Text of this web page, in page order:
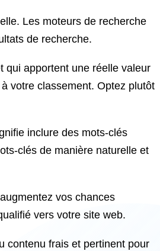
Les moteurs de recherche
de recherche.
qui apportent une réelle valeur
votre classement. Optez plutôt
inclure des mots-clés
clés de manière naturelle et
vos chances
vers votre site web.
contenu frais et pertinent pour